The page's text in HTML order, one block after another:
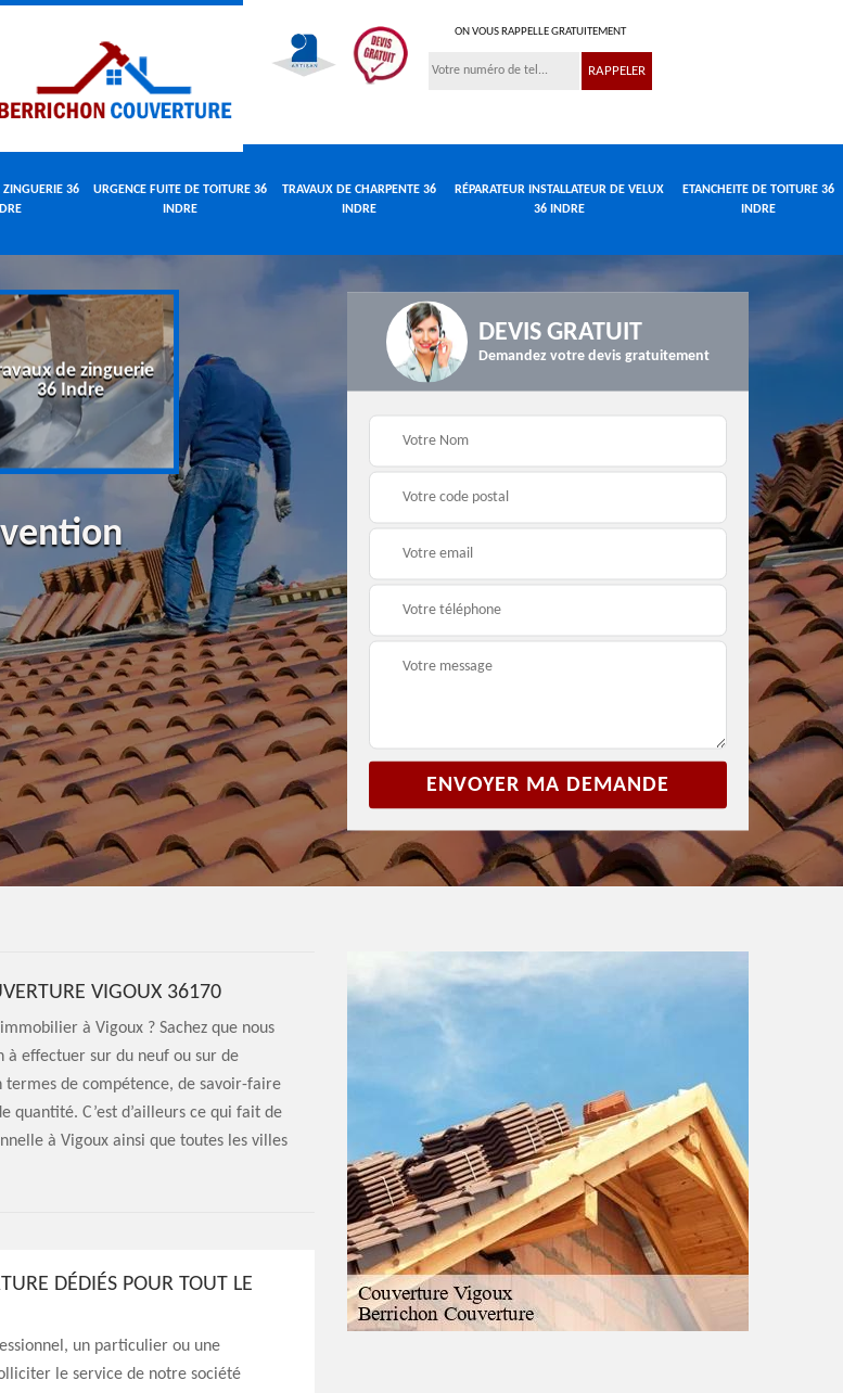
ON VOUS RAPPELLE GRATUITEMENT
ZINGUERIE 36
URGENCE FUITE DE TOITURE 36
INDRE
TRAVAUX DE CHARPENTE 36
INDRE
RÉPARATEUR INSTALLATEUR DE VELUX
36 INDRE
ETANCHEITE DE TOITURE 36
INDRE
de zinguerie
36 Indre
Urgence fuite de
toiture 36 Indre
Travaux de charpente
36 Indre
Réparateur
DEVIS GRATUIT
Demandez votre devis gratuitement
VIGOUX 36170
à Vigoux ? Sachez que nous
effectuer sur du neuf ou sur de
termes de compétence, de savoir-faire
quantité. C’est d’ailleurs ce qui fait de
à Vigoux ainsi que toutes les villes
DÉDIÉS POUR TOUT LE
un particulier ou une
le service de notre société